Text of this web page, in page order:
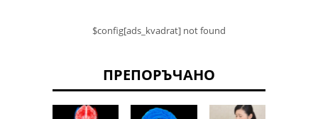
$config[ads_kvadrat] not found
ПРЕПОРЪЧАНО